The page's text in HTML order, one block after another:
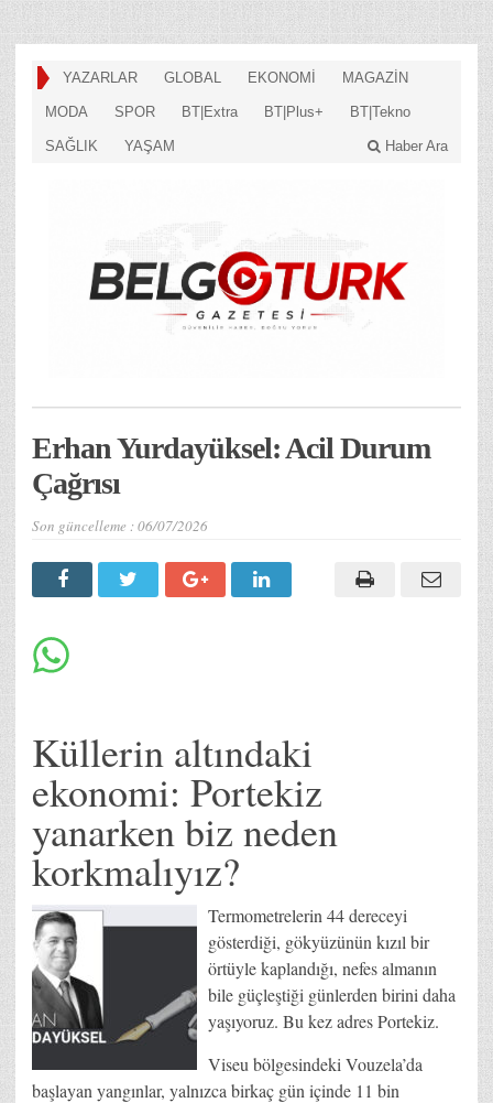
YAZARLAR GLOBAL EKONOMİ MAGAZİN
MODA SPOR BT|Extra BT|Plus+ BT|Tekno
SAĞLIK YAŞAM Haber Ara
Erhan Yurdayüksel: Acil Durum
Çağrısı
Son güncelleme :06/07/2026
Küllerin altındaki
ekonomi: Portekiz
yanarken biz neden
korkmalıyız?
Termometrelerin 44 dereceyi
gösterdiği, gökyüzünün kızıl bir
örtüyle kaplandığı, nefes almanın
bile güçleştiği günlerden birini daha
yaşıyoruz. Bu kez adres Portekiz.
Viseu bölgesindeki Vouzela’da
başlayan yangınlar, yalnızca birkaç gün içinde 11 bin